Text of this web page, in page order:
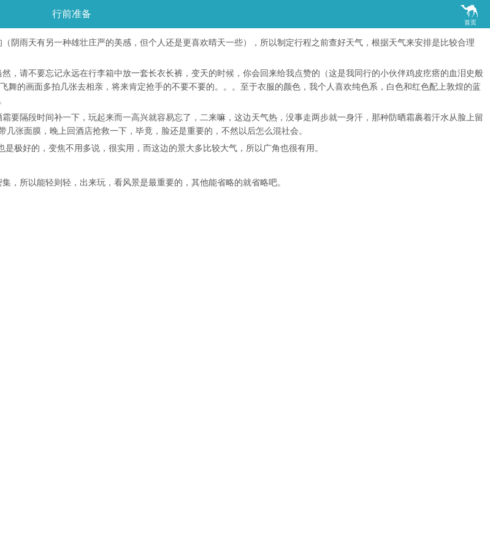

首页
行前准备
阴雨天有另一种雄壮庄严的美感，但个人还是更喜欢晴天一些），所以制定行程之前查好天气，根据天气来安排是比较合理
，请不要忘记永远在行李箱中放一套长衣长裤，变天的时候，你会回来给我点赞的（这是我同行的小伙伴鸡皮疙瘩的血泪史般
的画面多拍几张去相亲，将来肯定抢手的不要不要的。。。至于衣服的颜色，我个人喜欢纯色系，白色和红色配上敦煌的蓝
要隔段时间补一下，玩起来而一高兴就容易忘了，二来嘛，这边天气热，没事走两步就一身汗，那种防晒霜裹着汗水从脸上留
张面膜，晚上回酒店抢救一下，毕竟，脸还是重要的，不然以后怎么混社会。
极好的，变焦不用多说，很实用，而这边的景大多比较大气，所以广角也很有用。
，所以能轻则轻，出来玩，看风景是最重要的，其他能省略的就省略吧。